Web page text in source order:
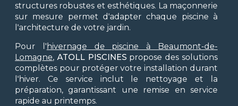
structures robustes et esthétiques. La maçonnerie
sur mesure permet d'adapter chaque piscine à
l'architecture de votre jardin.
Pour l' hivernage de piscine à Beaumont-de-
Lomagne, ATOLL PISCINESpropose des solutions
complètes pour protéger votre installation durant
l'hiver. Ce service inclut le nettoyage et la
préparation, garantissant une remise en service
rapide au printemps.